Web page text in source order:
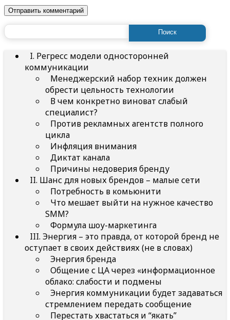
I. Регресс модели односторонней
коммуникации
Менеджерский набор техник должен
обрести цельность технологии
В чем конкретно виноват слабый
специалист?
Против рекламных агентств полного
цикла
Инфляция внимания
Диктат канала
Причины недоверия бренду
II. Шанс для новых брендов – малые сети
Потребность в комьюнити
Что мешает выйти на нужное качество
SMM?
Формула шоу-маркетинга
III. Энергия – это правда, от которой бренд не
оступает в своих действиях (не в словах)
Энергия бренда
Общение с ЦА через «информационное
облако: слабости и подмены
Энергия коммуникации будет задаваться
стремлением передать сообщение
Перестать хвастаться и “якать”